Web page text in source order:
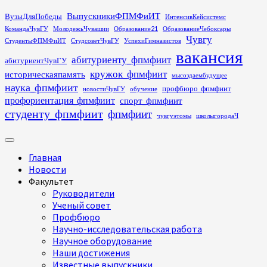
Перейти
к
содержимому
ВузыДляПобеды ВыпускникиФПМФиИТ
ИнтенсивКейсистемс
КомандаЧувГУ
МолодежьЧувашии Образование21
ОбразованиеЧебоксары
СтудентыФПМФиИТ
СтудсоветЧувГУ УспехиГимназистов Чувгу
абитуриентЧувГУ абитуриенту_фпмфиит вакансия
историческаяпамять кружок_фпмфиит мысоздаембудущее
наука_фпмфиит новостиЧувГУ обучение профбюро_фпмфиит
профориентация_фпмфиит спорт_фпмфиит
студенту_фпмфиит фпмфиит чувгуэтомы школыгородаЧ
Основное
Главная
Новости
Факультет
Руководители
Ученый совет
Профбюро
Научно-исследовательская работа
Научное оборудование
Наши достижения
Известные выпускники